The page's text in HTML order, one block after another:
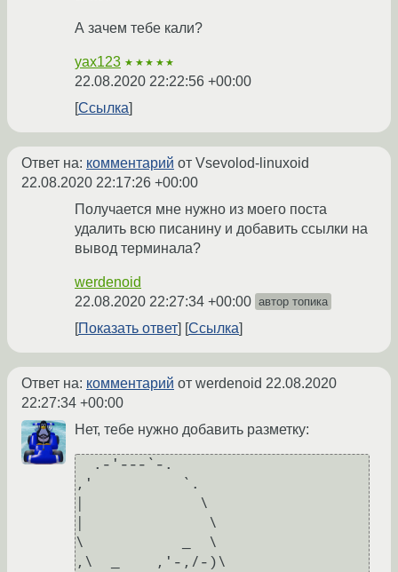
А зачем тебе кали?
yax123 ★★★★★
22.08.2020 22:22:56 +00:00
Ссылка
Ответ на: комментарий от Vsevolod-linuxoid
22.08.2020 22:17:26 +00:00
Получается мне нужно из моего поста
удалить всю писанину и добавить ссылки на
вывод терминала?
werdenoid
22.08.2020 22:27:34 +00:00 автор топика
Показать ответ Ссылка
Ответ на: комментарий от werdenoid 22.08.2020
22:27:34 +00:00
Нет, тебе нужно добавить разметку:
,'          `.
|             \
|              \
\           _  \
,\  _    ,'-,/-)\